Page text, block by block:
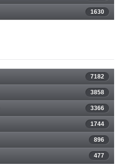
1630
7182
3858
3366
1744
896
477